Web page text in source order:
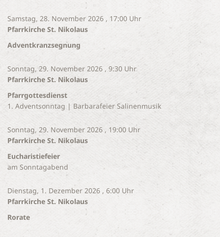
Samstag, 28. November 2026 , 17:00 Uhr
Pfarrkirche St. Nikolaus
Adventkranzsegnung
Sonntag, 29. November 2026 , 9:30 Uhr
Pfarrkirche St. Nikolaus
Pfarrgottesdienst
1. Adventsonntag | Barbarafeier Salinenmusik
Sonntag, 29. November 2026 , 19:00 Uhr
Pfarrkirche St. Nikolaus
Eucharistiefeier
am Sonntagabend
Dienstag, 1. Dezember 2026 , 6:00 Uhr
Pfarrkirche St. Nikolaus
Rorate